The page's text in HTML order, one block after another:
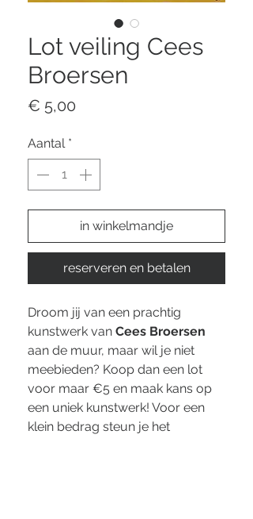
Lot veiling Cees
Broersen
€ 5,00
Aantal *
in winkelmandje
reserveren en betalen
Droom jij van een prachtig
kunstwerk van Cees Broersen
aan de muur, maar wil je niet
meebieden? Koop dan een lot
voor maar €5 en maak kans op
een uniek kunstwerk! Voor een
klein bedrag steun je het